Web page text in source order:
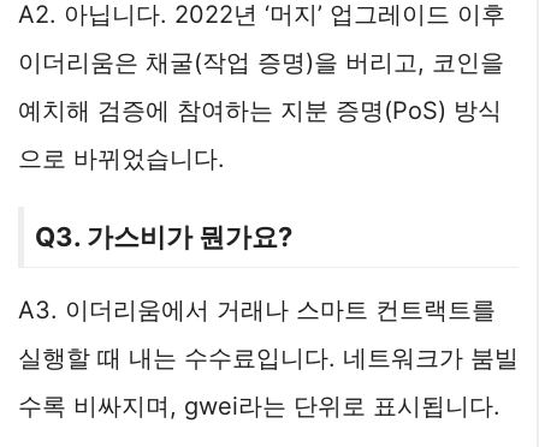
A2. 아닙니다. 2022년 ‘머지’ 업그레이드 이후
이더리움은 채굴(작업 증명)을 버리고, 코인을
예치해 검증에 참여하는 지분 증명(PoS) 방식
으로 바뀌었습니다.
Q3. 가스비가 뭔가요?
A3. 이더리움에서 거래나 스마트 컨트랙트를
실행할 때 내는 수수료입니다. 네트워크가 붐빌
수록 비싸지며, gwei라는 단위로 표시됩니다.